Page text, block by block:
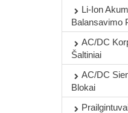
Li-Ion
Balansavimo
AC/DC
Šaltiniai
AC/DC
Blokai